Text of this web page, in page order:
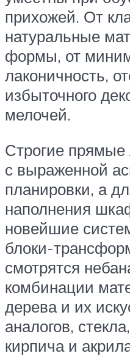
прихожей. От
натуральные
формы, от
лаконичность,
избыточного
мелочей.
Строгие прямые
с выраженной
планировки, а
наполнения
новейшие
блоки-
смотрятся
комбинации
дерева и их
аналогов,
кирпича и